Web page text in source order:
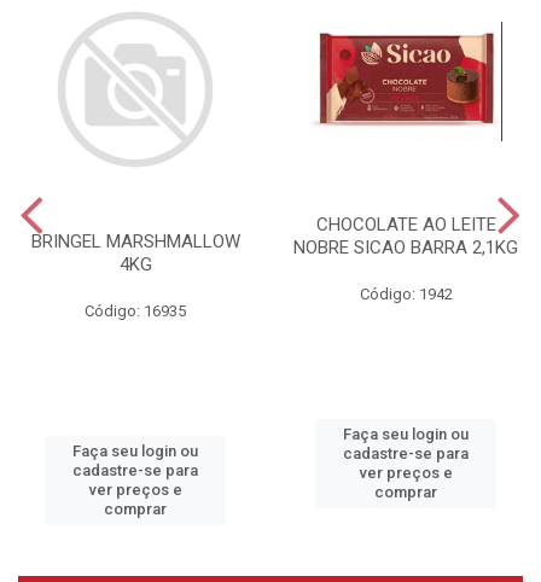
BRINGEL MARSHMALLOW
4KG
Código: 16935
Faça seu login ou
cadastre-se para
ver preços e
comprar
CHOCOLATE AO LEITE
NOBRE SICAO BARRA 2,1KG
Código: 1942
Faça seu login ou
cadastre-se para
ver preços e
comprar